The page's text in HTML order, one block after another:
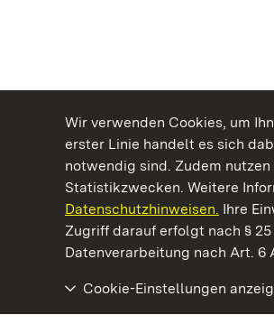
Wir verwenden Cookies, um
erster Linie handelt es sich
notwendig sind. Zudem
Statistikzwecken. Weitere
Datenschutzhinweisen. Ihre
Zugriff darauf erfolgt nach §
Datenverarbeitung nach Art. 6
Cookie-Einstellungen
Kommen. Staunen.